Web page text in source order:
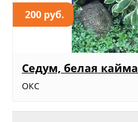
200 руб.
Седум, белая кайма
ОКС